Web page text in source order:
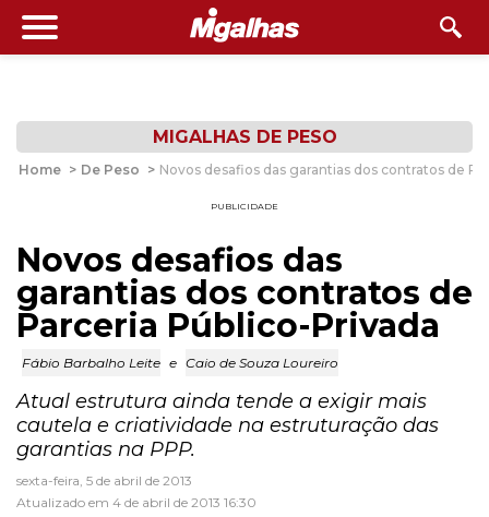
MIGALHAS DE PESO
Home > De Peso > Novos desafios das garantias dos contratos de
PUBLICIDADE
Novos desafios das
garantias dos contratos de
Parceria Público-Privada
Fábio Barbalho Leite e Caio de Souza Loureiro
Atual estrutura ainda tende a exigir mais
cautela e criatividade na estruturação das
garantias na PPP.
sexta-feira, 5 de abril de 2013
Atualizado em 4 de abril de 2013 16:30